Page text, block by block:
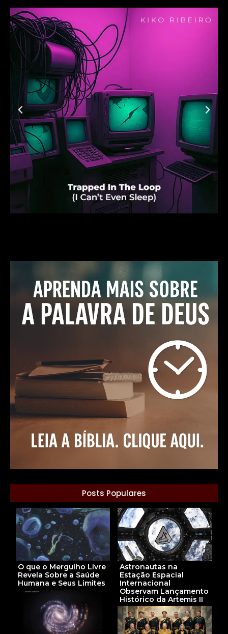
Posts Populares
O que o Mergulho Livre
Revela Sobre a Saúde
Humana e Seus Limites
Astronautas na
Estação Espacial
Internacional
Observam Lançamento
Histórico da Artemis II